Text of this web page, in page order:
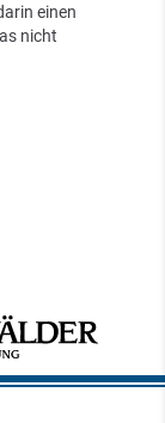
einen
nicht